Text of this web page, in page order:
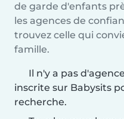
de garde d'enfants
les agences de
trouvez celle qui
famille.
Il n'y a pas
inscrite sur Babysits
recherche.